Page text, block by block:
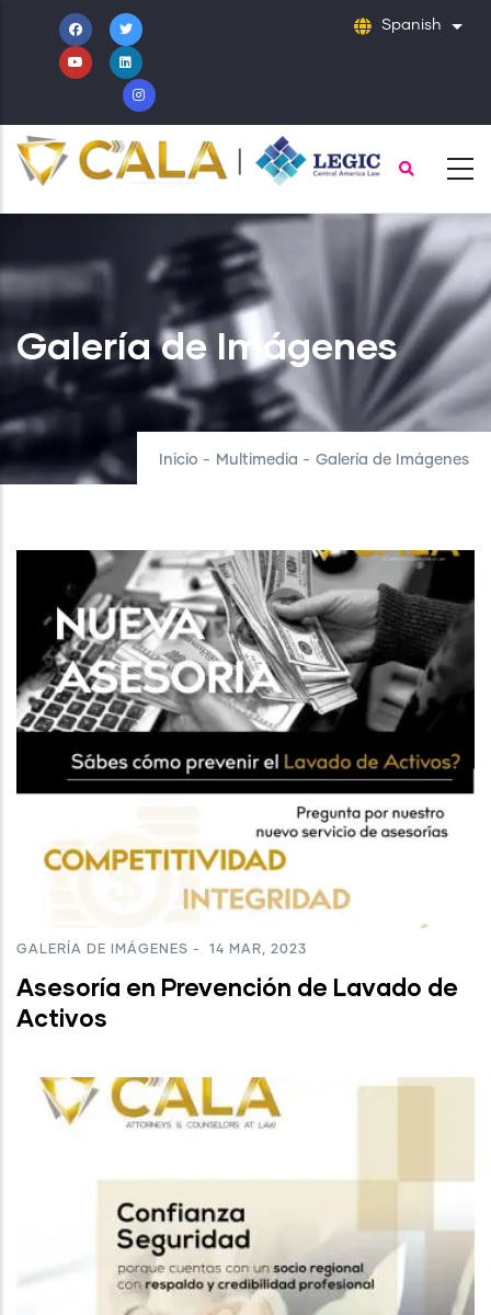
contenido
Spanish
Galería de Imágenes
Inicio - Multimedia - Galería de Imágenes
GALERÍA DE IMÁGENES - 14 MAR, 2023
Asesoría en Prevención de Lavado de
Activos